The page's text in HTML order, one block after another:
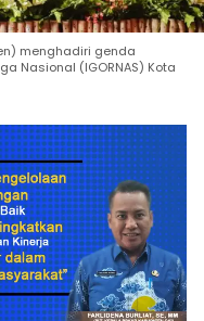
menghadiri genda
Nasional (IGORNAS) Kota